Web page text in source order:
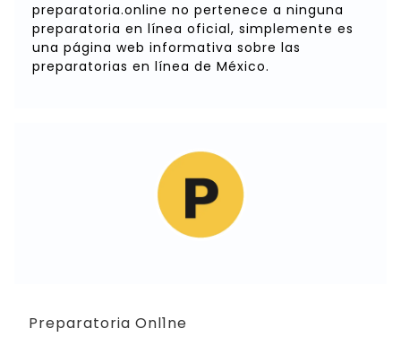
preparatoria.online no pertenece a ninguna
preparatoria en línea oficial, simplemente es
una página web informativa sobre las
preparatorias en línea de México.
Preparatoria Onl1ne